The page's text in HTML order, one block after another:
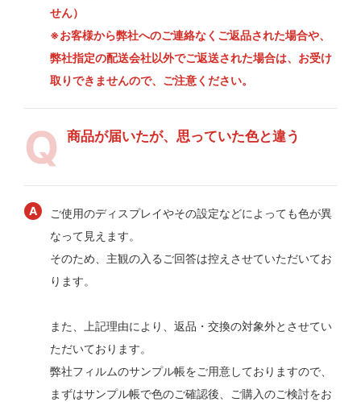
せん）
※お客様から弊社へのご連絡なくご返品された場合や、
弊社指定の配送会社以外でご返送された場合は、お受け
取りできませんので、ご注意ください。
商品が届いたが、思っていた色と違う
ご使用のディスプレイやその設定などによっても色が異
なって見えます。
そのため、主観の入るご回答は控えさせていただいてお
ります。
また、上記理由により、返品・交換の対象外とさせてい
ただいております。
弊社フィルムのサンプル帳をご用意しておりますので、
まずはサンプル帳で色のご確認後、ご購入のご検討をお